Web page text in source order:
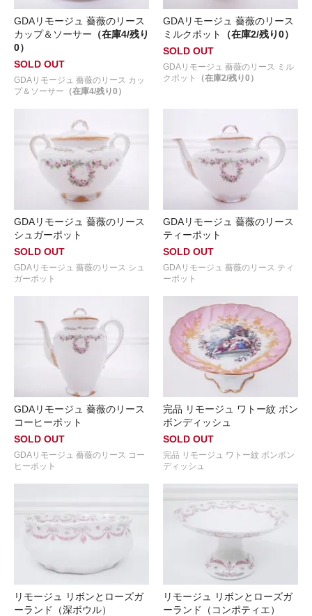
GDAリモージュ 薔薇のリース
カップ＆ソーサー （在庫4/残り
0）
SOLD OUT
GDAリモージュ 薔薇のリース カッ
プ＆ソーサー （在庫4/残り0）
GDAリモージュ 薔薇のリース
ミルクポット
（在庫2/残り0）
SOLD OUT
GDAリモージュ 薔薇のリース ミル
クポット
（在庫2/残り0）
GDAリモージュ 薔薇のリース
シュガーポット
SOLD OUT
GDAリモージュ 薔薇のリース シュ
ガーポット
GDAリモージュ 薔薇のリース
ティーポット
SOLD OUT
GDAリモージュ 薔薇のリース ティ
ーポット
GDAリモージュ 薔薇のリース
コーヒーポット
SOLD OUT
GDAリモージュ 薔薇のリース コー
ヒーポット
完品 リモージュ ワトー紋 ボン
ボンディッシュ
SOLD OUT
完品 リモージュ ワトー紋 ボンボン
ディッシュ
リモージュ リボンとローズガ
ーランド（深ボウル）
リモージュ リボンとローズガ
ーランド（コンポティエ）